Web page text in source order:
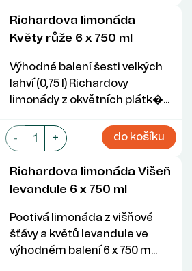
Richardova limonáda
Květy růže 6 x 750 ml
Výhodné balení šesti velkých
lahví (0,75 l) Richardovy
limonády z okvětních plátk�...
- + do košíku
Richardova limonáda Višeň
levandule 6 x 750 ml
Poctivá limonáda z višňové
šťávy a květů levandule ve
výhodném balení 6 x 750 m...